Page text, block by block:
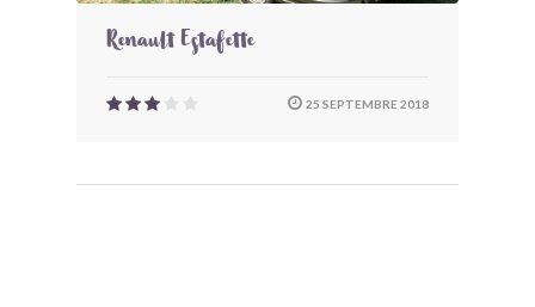
Renault Estafette
25 SEPTEMBRE 2018